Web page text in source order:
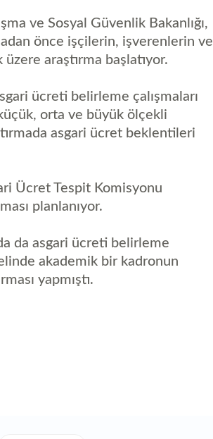
ve Sosyal Güvenlik Bakanlığı,
önce işçilerin, işverenlerin ve
araştırma başlatıyor.
ücreti belirleme çalışmaları
orta ve büyük ölçekli
asgari ücret beklentileri
Ücret Tespit Komisyonu
planlanıyor.
da asgari ücreti belirleme
akademik bir kadronun
yapmıştı.